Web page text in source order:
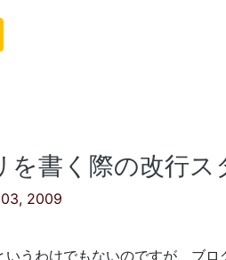
を書く際の改行ス
2009
うわけでもないのですが、ブ